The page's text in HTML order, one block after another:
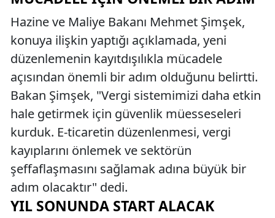
Hazine ve Maliye Bakanı Mehmet Şimşek,
konuya ilişkin yaptığı açıklamada, yeni
düzenlemenin kayıtdışılıkla mücadele
açısından önemli bir adım olduğunu belirtti.
Bakan Şimşek, "Vergi sistemimizi daha etkin
hale getirmek için güvenlik müesseseleri
kurduk. E-ticaretin düzenlenmesi, vergi
kayıplarını önlemek ve sektörün
şeffaflaşmasını sağlamak adına büyük bir
adım olacaktır" dedi.
YIL SONUNDA START ALACAK